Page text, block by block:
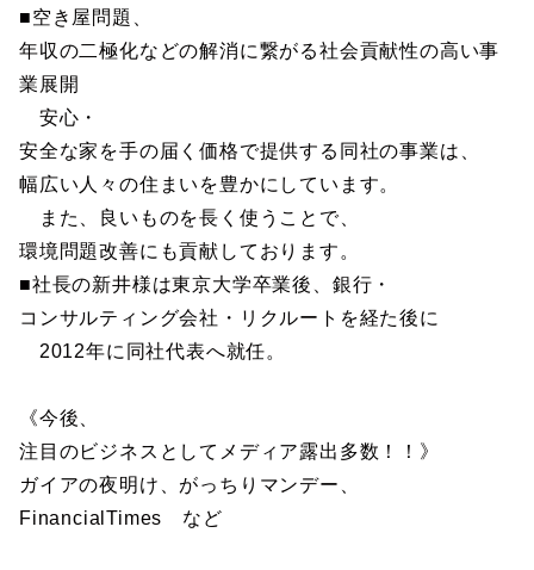
■空き屋問題、
年収の二極化などの解消に繋がる社会貢献性の高い事
業展開
安心・
安全な家を手の届く価格で提供する同社の事業は、
幅広い人々の住まいを豊かにしています。
また、良いものを長く使うことで、
環境問題改善にも貢献しております。
■社長の新井様は東京大学卒業後、銀行・
コンサルティング会社・リクルートを経た後に
2012年に同社代表へ就任。
《今後、
注目のビジネスとしてメディア露出多数！！》
ガイアの夜明け、がっちりマンデー、
FinancialTimes など